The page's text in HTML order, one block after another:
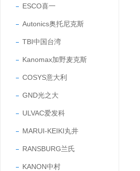
ESCO喜一
Autonics奥托尼克斯
TBI中国台湾
Kanomax加野麦克斯
COSYS意大利
GND光之大
ULVAC爱发科
MARUI-KEIKI丸井
RANSBURG兰氏
KANON中村